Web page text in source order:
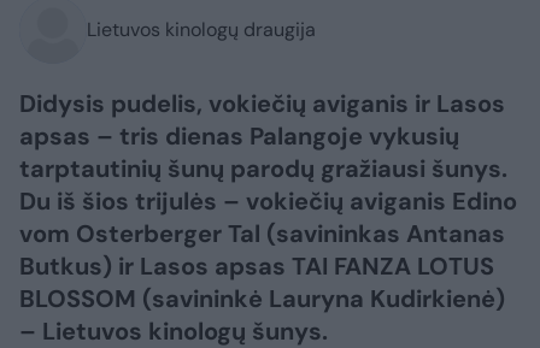
Lietuvos kinologų draugija
Didysis pudelis, vokiečių aviganis ir Lasos
apsas – tris dienas Palangoje vykusių
tarptautinių šunų parodų gražiausi šunys.
Du iš šios trijulės – vokiečių aviganis Edino
vom Osterberger Tal (savininkas Antanas
Butkus) ir Lasos apsas TAI FANZA LOTUS
BLOSSOM (savininkė Lauryna Kudirkienė)
– Lietuvos kinologų šunys.